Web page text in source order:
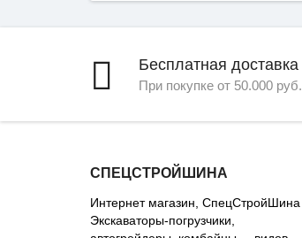
Бесплатная доставка
При покупке от 50.000 руб.
СПЕЦСТРОЙШИНА
Интернет магазин, СпецСтройШина
Экскаваторы-погрузчики,